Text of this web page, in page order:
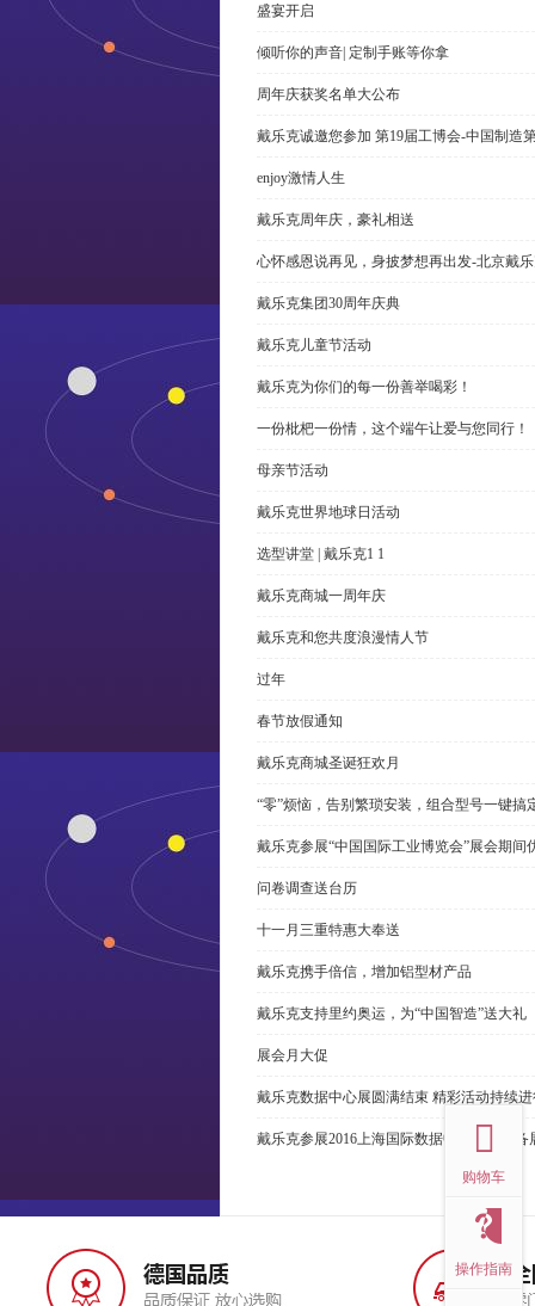
盛宴开启
倾听你的声音| 定制手账等你拿
周年庆获奖名单大公布
戴乐克诚邀您参加 第19届工博会-中国制造
enjoy激情人生
戴乐克周年庆，豪礼相送
心怀感恩说再见，身披梦想再出发-北京戴
戴乐克集团30周年庆典
戴乐克儿童节活动
戴乐克为你们的每一份善举喝彩！
一份枇杷一份情，这个端午让爱与您同行！
母亲节活动
戴乐克世界地球日活动
选型讲堂 | 戴乐克1 1
戴乐克商城一周年庆
戴乐克和您共度浪漫情人节
过年
春节放假通知
戴乐克商城圣诞狂欢月
“零”烦恼，告别繁琐安装，组合型号一键搞
戴乐克参展“中国国际工业博览会”展会期间
问卷调查送台历
十一月三重特惠大奉送
戴乐克携手倍信，增加铝型材产品
戴乐克支持里约奥运，为“中国智造”送大礼
展会月大促
戴乐克数据中心展圆满结束 精彩活动持续
戴乐克参展2016上海国际数据中心技术设备
购物车
操作指南